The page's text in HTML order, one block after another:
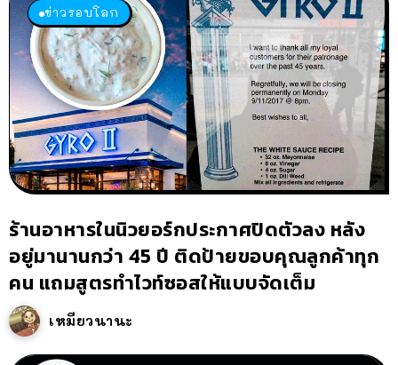
ข่าวรอบโลก
ร้านอาหารในนิวยอร์กประกาศปิดตัวลง หลัง
อยู่มานานกว่า 45 ปี ติดป้ายขอบคุณลูกค้าทุก
คน แถมสูตรทำไวท์ซอสให้แบบจัดเต็ม
เหมียวนานะ